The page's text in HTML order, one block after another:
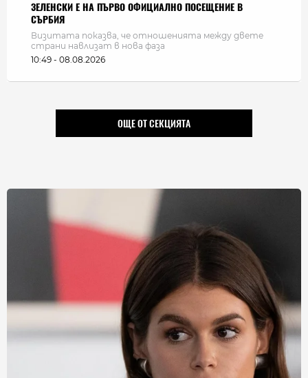
ЗЕЛЕНСКИ Е НА ПЪРВО ОФИЦИАЛНО ПОСЕЩЕНИЕ В
СЪРБИЯ
Визитата показва, че отношенията между двете
страни навлизат в нова фаза
10:49 - 08.08.2026
ОЩЕ ОТ СЕКЦИЯТА